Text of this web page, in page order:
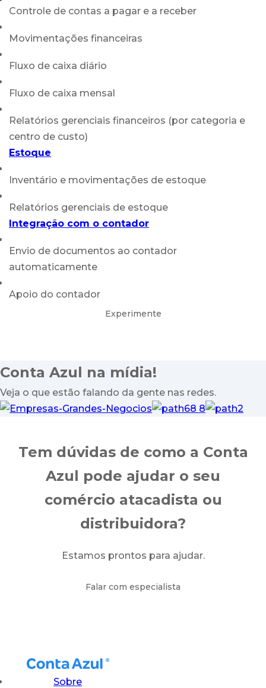
Controle de contas a pagar e a receber
Movimentações financeiras
Fluxo de caixa diário
Fluxo de caixa mensal
Relatórios gerenciais financeiros (por categoria e
centro de custo)
Estoque
Inventário e movimentações de estoque
Relatórios gerenciais de estoque
Integração com o contador
Envio de documentos ao contador
automaticamente
Apoio do contador
Experimente
Conta Azul na mídia!
Veja o que estão falando da gente nas redes.
Tem dúvidas de como a Conta
Azul pode ajudar o seu
comércio atacadista ou
distribuidora?
Estamos prontos para ajudar.
Falar com especialista
Sobre